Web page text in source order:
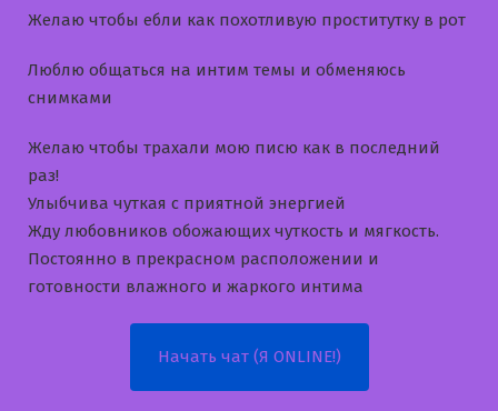
Желаю чтобы ебли как похотливую проститутку в рот
Люблю общаться на интим темы и обменяюсь
снимками
Желаю чтобы трахали мою писю как в последний
раз!
Улыбчива чуткая с приятной энергией
Жду любовников обожающих чуткость и мягкость.
Постоянно в прекрасном расположении и
готовности влажного и жаркого интима
Начать чат (Я ONLINE!)